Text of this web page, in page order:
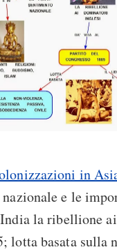
in
e le
la ribellione
lotta basata sulla